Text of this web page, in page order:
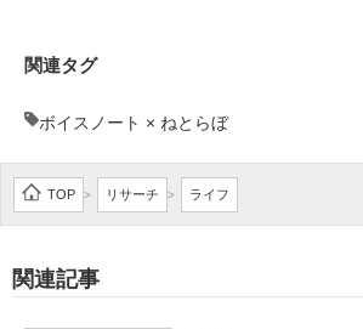
関連タグ
ボイスノート × ねとらぼ
TOP > リサーチ > ライフ
関連記事